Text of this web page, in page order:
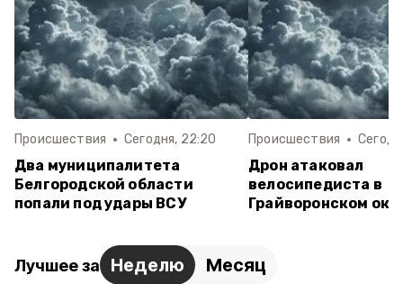
Происшествия Сегодня, 22:20
Два муниципалитета
Белгородской области
попали под удары ВСУ
Происшествия
Дрон атаковал
велосипедиста в
Грайворонском
Лучшее за Неделю Месяц